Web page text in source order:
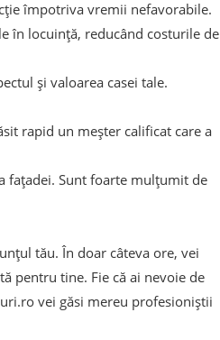
împotriva vremii nefavorabile.
în locuință, reducând costurile de
și valoarea casei tale.
rapid un meșter calificat care a
fațadei. Sunt foarte mulțumit de
tău. În doar câteva ore, vei
pentru tine. Fie că ai nevoie de
vei găsi mereu profesioniștii